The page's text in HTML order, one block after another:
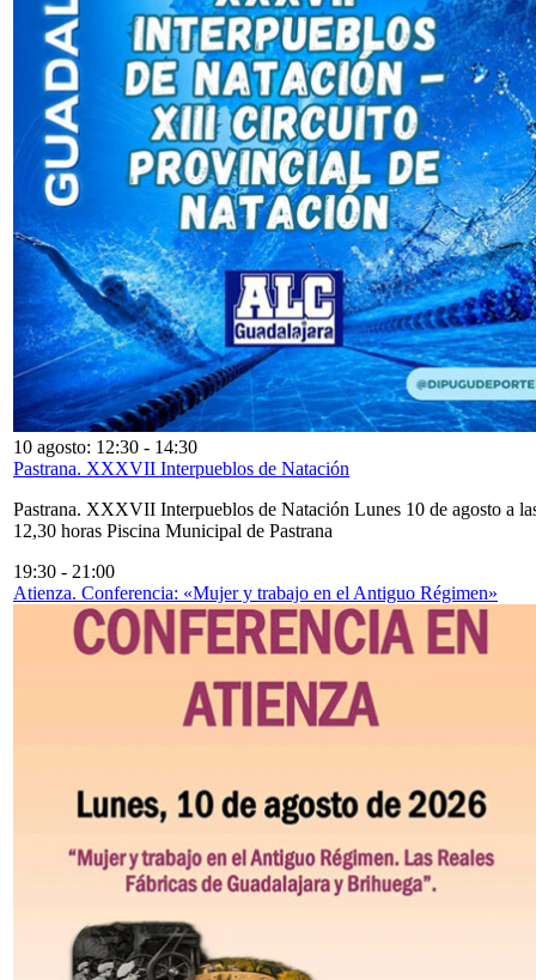
10 agosto: 12:30 - 14:30
Pastrana. XXXVII Interpueblos de Natación
Pastrana. XXXVII Interpueblos de Natación Lunes 10 de agosto a
12,30 horas Piscina Municipal de Pastrana
19:30 - 21:00
Atienza. Conferencia: «Mujer y trabajo en el Antiguo Régimen»